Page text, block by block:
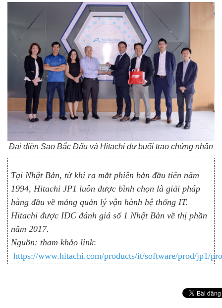
Đại diện Sao Bắc Đẩu và Hitachi dự buổi trao chứng nhận
Tại Nhật Bản, từ khi ra mắt phiên bản đầu tiên năm
1994, Hitachi JP1 luôn được bình chọn là giải pháp
hàng đầu về mảng quản lý vận hành hệ thống IT.
Hitachi được IDC đánh giá số 1 Nhật Bản về thị phần
năm 2017.
Nguồn: tham khảo link:
https://www.hitachi.com/products/it/software/prod/jp1/